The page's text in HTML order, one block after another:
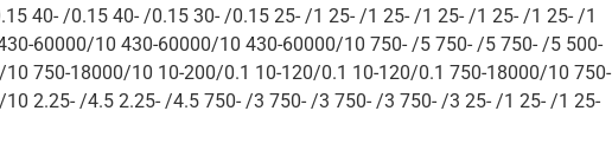
40- /0.15 40- /0.15 30- /0.15 25- /1 25- /1 25- /1 25- /1 25- /1 25- /1
60000/10 430-60000/10 430-60000/10 750- /5 750- /5 750- /5 500-
750-18000/10 10-200/0.1 10-120/0.1 10-120/0.1 750-18000/10 750-
2.25- /4.5 2.25- /4.5 750- /3 750- /3 750- /3 750- /3 25- /1 25- /1 25-